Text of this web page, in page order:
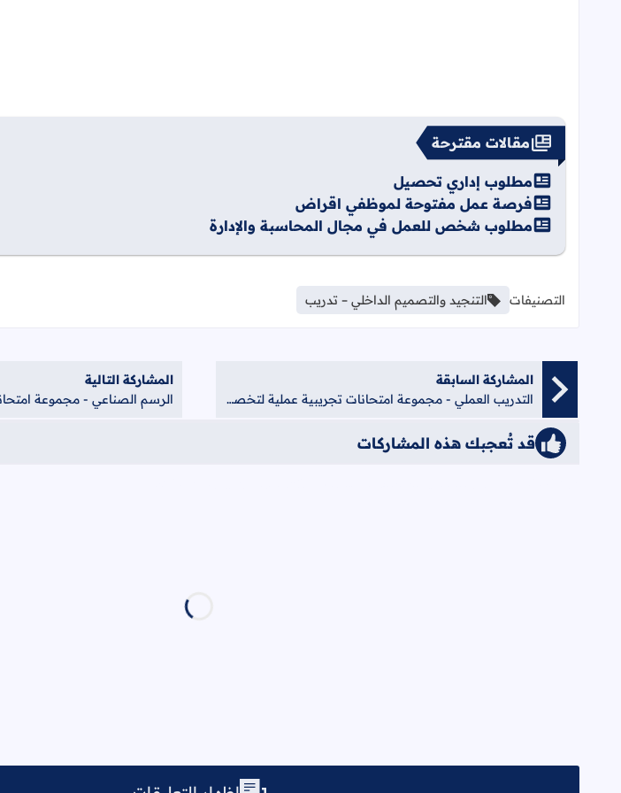
مقالات مقترحة
مطلوب إداري تحصيل
فرصة عمل مفتوحة لموظفي اقراض
مطلوب شخص للعمل في مجال المحاسبة والإدارة
التصنيفات التنجيد والتصميم الداخلي – تدريب
المشاركة السابقة
التدريب العملي - مجموعة امتحانات تجريبية عملية لتخصص التصميم الداخلي والديكور
المشاركة التالية
قد تُعجبك هذه المشاركات